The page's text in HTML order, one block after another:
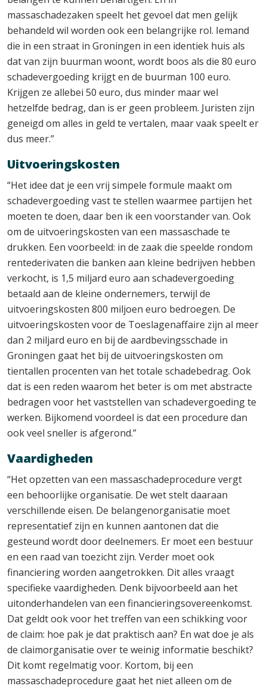
massaschadezaken speelt het gevoel dat men gelijk
behandeld wil worden ook een belangrijke rol. Iemand
die in een straat in Groningen in een identiek huis als
dat van zijn buurman woont, wordt boos als die 80 euro
schadevergoeding krijgt en de buurman 100 euro.
Krijgen ze allebei 50 euro, dus minder maar wel
hetzelfde bedrag, dan is er geen probleem. Juristen zijn
geneigd om alles in geld te vertalen, maar vaak speelt er
dus meer.”
Uitvoeringskosten
“Het idee dat je een vrij simpele formule maakt om
schadevergoeding vast te stellen waarmee partijen het
moeten te doen, daar ben ik een voorstander van. Ook
om de uitvoeringskosten van een massaschade te
drukken. Een voorbeeld: in de zaak die speelde rondom
rentederivaten die banken aan kleine bedrijven hebben
verkocht, is 1,5 miljard euro aan schadevergoeding
betaald aan de kleine ondernemers, terwijl de
uitvoeringskosten 800 miljoen euro bedroegen. De
uitvoeringskosten voor de Toeslagenaffaire zijn al meer
dan 2 miljard euro en bij de aardbevingsschade in
Groningen gaat het bij de uitvoeringskosten om
tientallen procenten van het totale schadebedrag. Ook
dat is een reden waarom het beter is om met abstracte
bedragen voor het vaststellen van schadevergoeding te
werken. Bijkomend voordeel is dat een procedure dan
ook veel sneller is afgerond.”
Vaardigheden
“Het opzetten van een massaschadeprocedure vergt
een behoorlijke organisatie. De wet stelt daaraan
verschillende eisen. De belangenorganisatie moet
representatief zijn en kunnen aantonen dat die
gesteund wordt door deelnemers. Er moet een bestuur
en een raad van toezicht zijn. Verder moet ook
financiering worden aangetrokken. Dit alles vraagt
specifieke vaardigheden. Denk bijvoorbeeld aan het
uitonderhandelen van een financieringsovereenkomst.
Dat geldt ook voor het treffen van een schikking voor
de claim: hoe pak je dat praktisch aan? En wat doe je als
de claimorganisatie over te weinig informatie beschikt?
Dit komt regelmatig voor. Kortom, bij een
massaschadeprocedure gaat het niet alleen om de